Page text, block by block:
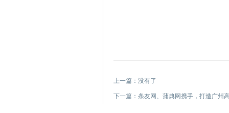
上一篇：没有了
下一篇： 条友网、蒲典网携手，打造广州